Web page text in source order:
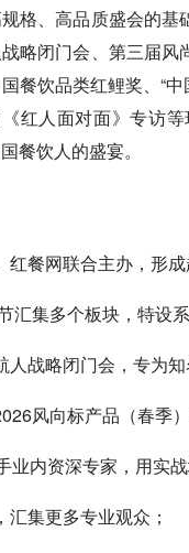
格、高品质盛会的
略闭门会、第三届
餐饮品类红鲤奖、“
红人面对面》专访
餐饮人的盛宴。
餐网联合主办，形成
汇集多个板块，特设
人战略闭门会，专为
风向标产品（春季
业内资深专家，用实
集更多专业观众；